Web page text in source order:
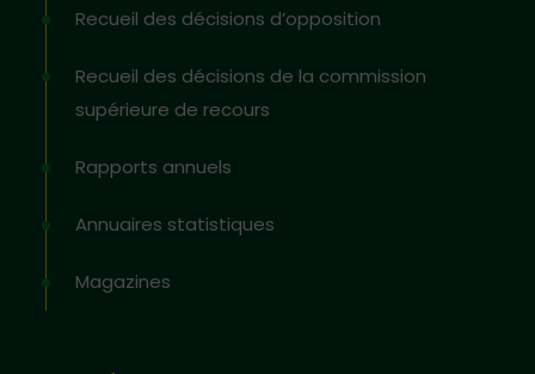
Recueil des décisions d’opposition
Recueil des décisions de la commission
supérieure de recours
Rapports annuels
Annuaires statistiques
Magazines